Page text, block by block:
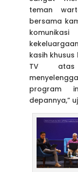
teman
bersama
kasih
TV atas
program
depannya,”